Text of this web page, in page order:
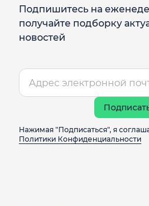
Подпишитесь на
получайте подборку
новостей
Нажимая "Подписаться", я
Политики Конфиденциальности